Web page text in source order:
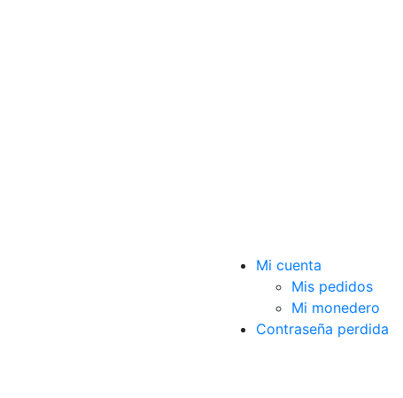
Mi cuenta
Mis pedidos
Mi monedero
Contraseña perdida